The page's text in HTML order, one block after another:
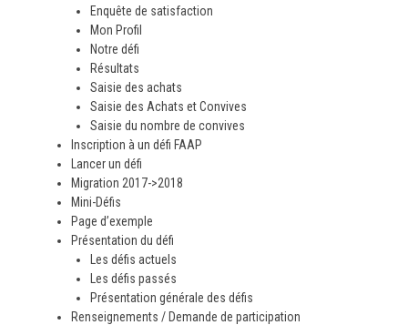
Enquête de satisfaction
Mon Profil
Notre défi
Résultats
Saisie des achats
Saisie des Achats et Convives
Saisie du nombre de convives
Inscription à un défi FAAP
Lancer un défi
Migration 2017->2018
Mini-Défis
Page d’exemple
Présentation du défi
Les défis actuels
Les défis passés
Présentation générale des défis
Renseignements / Demande de participation